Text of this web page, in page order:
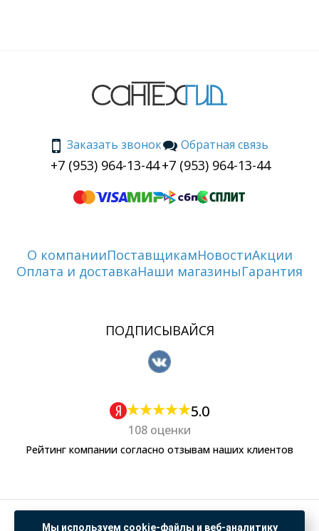
Заказать звонок
+7 (953) 964-13-44
Обратная связь
+7 (953) 964-13-44
О компанииПоставщикамНовостиАкции
Оплата и доставкаНаши магазиныГарантия
ПОДПИСЫВАЙСЯ
5.0
108 оценки
Рейтинг компании согласно отзывам наших клиентов
Политика обработки персональных данных
Мы используем cookie-файлы и веб-аналитику